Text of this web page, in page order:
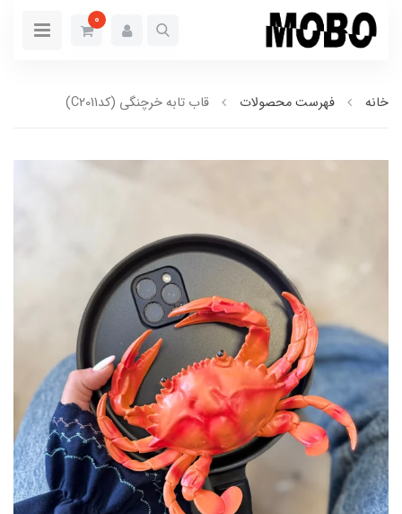
0
خانه فهرست محصولات قاب تابه خرچنگی (کدC2011)